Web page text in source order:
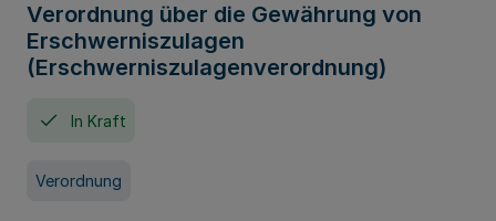
Verordnung über die Gewährung von
Erschwerniszulagen
(Erschwerniszulagenverordnung)
In Kraft
Verordnung